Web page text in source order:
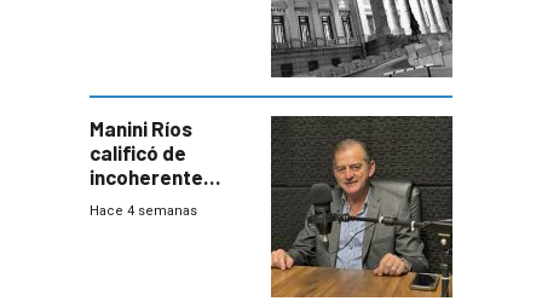
Manini Ríos
calificó de
incoherente
decisión de
Hace 4 semanas